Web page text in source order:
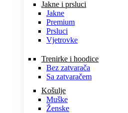
Jakne i prsluci
Jakne
Premium
Prsluci
Vjetrovke
Trenirke i hoodice
Bez zatvarača
Sa zatvaračem
Košulje
Muške
Ženske